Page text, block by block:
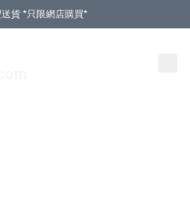
貨 *只限網店購買*